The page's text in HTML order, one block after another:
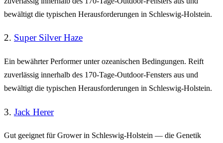
bewältigt die typischen Herausforderungen in Schleswig-Holstein.
2. Super Silver Haze
Ein bewährter Performer unter ozeanischen Bedingungen. Reift
zuverlässig innerhalb des 170-Tage-Outdoor-Fensters aus und
bewältigt die typischen Herausforderungen in Schleswig-Holstein.
3. Jack Herer
Gut geeignet für Grower in Schleswig-Holstein — die Genetik